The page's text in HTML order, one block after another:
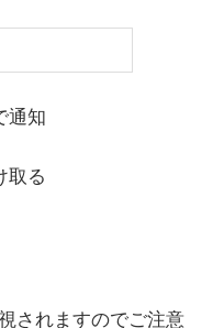
通知
取る
されますのでご注意